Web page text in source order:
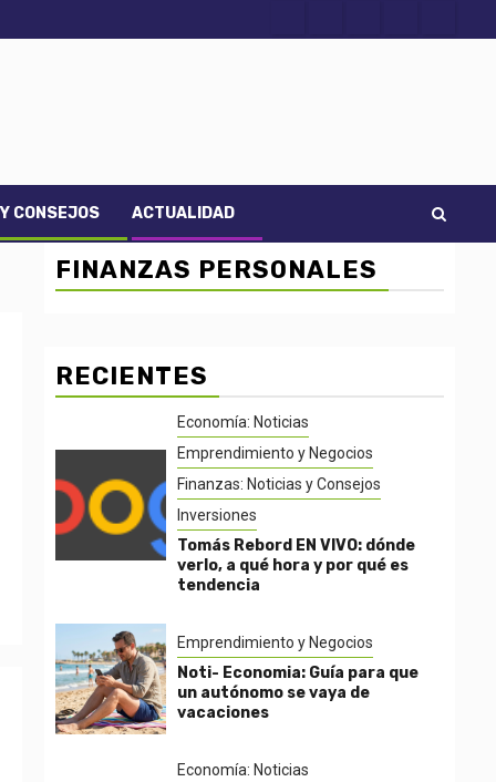
CONSEJOS ACTUALIDAD
FINANZAS PERSONALES
RECIENTES
Economía: Noticias
Emprendimiento y Negocios
Finanzas: Noticias y Consejos
Inversiones
Tomás Rebord EN VIVO: dónde
verlo, a qué hora y por qué es
tendencia
Emprendimiento y Negocios
Noti- Economia: Guía para que
un autónomo se vaya de
vacaciones
Economía: Noticias